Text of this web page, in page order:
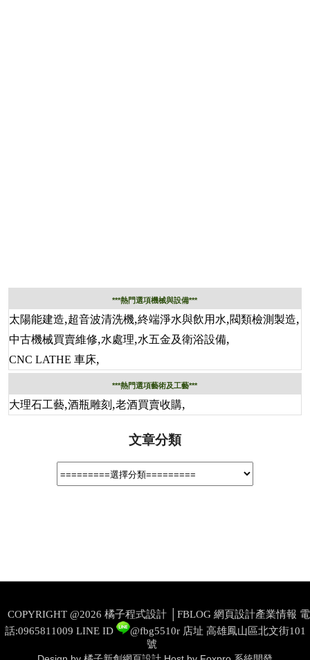
***熱門選項機械與設備***
太陽能建造,超音波清洗機,終端淨水與飲用水,閥類檢測製造,
中古機械買賣維修,水處理,水五金及衛浴設備,
CNC LATHE 車床,
***熱門選項藝術及工藝***
大理石工藝,酒瓶雕刻 ,老酒買賣收購,
文章分類
COPYRIGHT @2026 橘子程式設計 │FBLOG 網頁設計產業情報 電
話:0965811009 LINE ID @fbg5510r 店址 高雄鳳山區北文街101
號